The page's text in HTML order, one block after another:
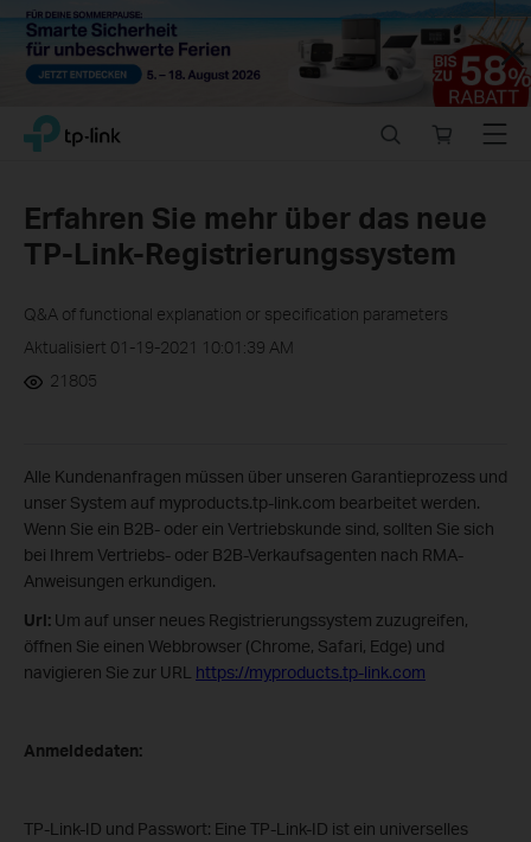
Close
Click
navigation
TP-Link, Reliably Smart
store
Menu
Erfahren Sie mehr über das neue
TP-Link-Registrierungssystem
Q&A of functional explanation or specification parameters
Aktualisiert 01-19-2021 10:01:39 AM
21805
Alle Kundenanfragen müssen über unseren Garantieprozess und
unser System auf myproducts.tp-link.com bearbeitet werden.
Wenn Sie ein B2B- oder ein Vertriebskunde sind, sollten Sie sich
bei Ihrem Vertriebs- oder B2B-Verkaufsagenten nach RMA-
Anweisungen erkundigen.
Url: Um auf unser neues Registrierungssystem zuzugreifen,
öffnen Sie einen Webbrowser (Chrome, Safari, Edge) und
navigieren Sie zur URL https://myproducts.tp-link.com
Anmeldedaten:
TP-Link-ID und Passwort: Eine TP-Link-ID ist ein universelles